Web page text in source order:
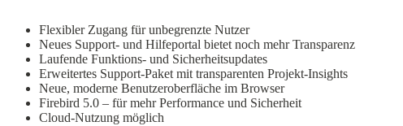
Flexibler Zugang für unbegrenzte Nutzer
Neues Support- und Hilfeportal bietet noch mehr Transparenz
Laufende Funktions- und Sicherheitsupdates
Erweitertes Support-Paket mit transparenten Projekt-Insights
Neue, moderne Benutzeroberfläche im Browser
Firebird 5.0 – für mehr Performance und Sicherheit
Cloud-Nutzung möglich